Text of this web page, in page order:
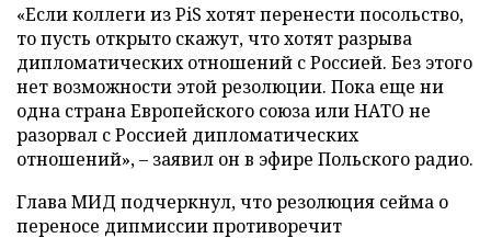
«Если коллеги из PiS хотят перенести посольство,
то пусть открыто скажут, что хотят разрыва
дипломатических отношений с Россией. Без этого
нет возможности этой резолюции. Пока еще ни
одна страна Европейского союза или НАТО не
разорвал с Россией дипломатических
отношений», – заявил он в эфире Польского радио.
Глава МИД подчеркнул, что резолюция сейма о
переносе дипмиссии противоречит